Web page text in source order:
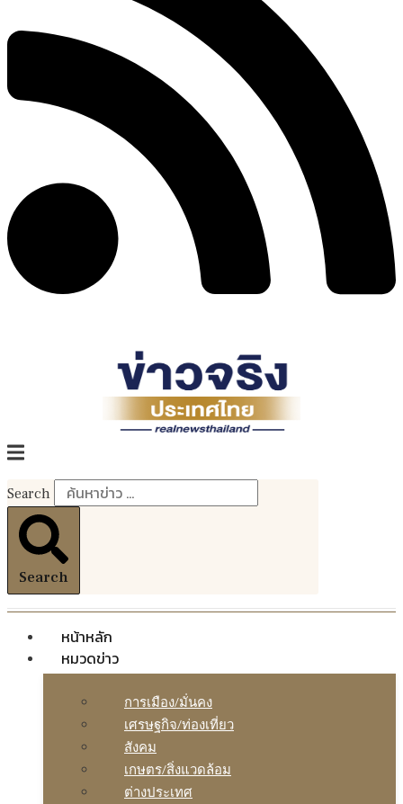
Search
Search
หน้าหลัก
หมวดข่าว
การเมือง/มั่นคง
เศรษฐกิจ/ท่องเที่ยว
สังคม
เกษตร/สิ่งแวดล้อม
ต่างประเทศ